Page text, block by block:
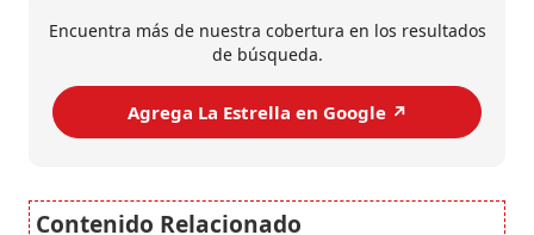
Encuentra más de nuestra cobertura en los resultados
de búsqueda.
Agrega La Estrella en Google ↗️